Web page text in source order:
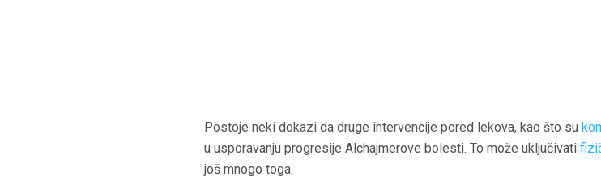
Postoje neki dokazi da druge intervencije pored lekova, kao što su
u usporavanju progresije Alchajmerove bolesti. To može uključivati
još mnogo toga.